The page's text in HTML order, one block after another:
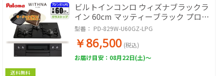
送料無料
ビルトインコンロ ウィズナブラックラ
イン 60cm マッティーブラック プロパ
ン用【日本製】台数限定!!ラ・クックグ
ランサービス!
型番： PD-829W-U60GZ-LPG
￥86,500 (税込)
お届け目安：08月22日(土)～